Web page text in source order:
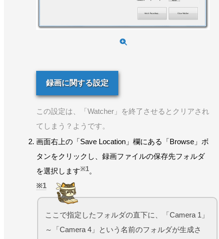
録画に関する設定
この設定は、「Watcher」を終了させるとクリアされ
てしまう？ようです。
画面右上の「Save Location」欄にある「Browse」ボ
タンをクリックし、録画ファイルの保存先フォルダ
を選択します※1。
1
ここで指定したフォルダの直下に、「Camera 1」
～「Camera 4」という名前のフォルダが生成さ